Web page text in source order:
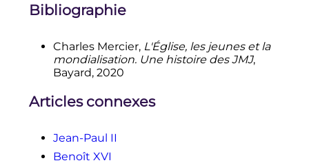
celle en diocèse de 1986, et ont
préfiguré les rassemblements
organisations.
↑ Modèle:Citar web
de unos 160 millones
août 2011
des disciples
2013 », sur
Bibliographie
Charles Mercier, L'Église, les jeunes et la
mondialisation. Une histoire des JMJ,
Bayard, 2020
Articles connexes
Jean-Paul II
Benoît XVI